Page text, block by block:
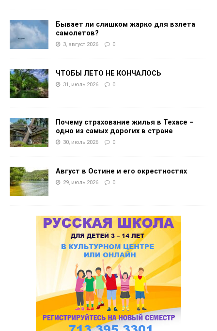
Бывает ли слишком жарко для взлета
самолетов?
3, август 2026 0
ЧТОБЫ ЛЕТО НЕ КОНЧАЛОСЬ
31, июль 2026 0
Почему страхование жилья в Техасе –
одно из самых дорогих в стране
30, июль 2026 0
Август в Остине и его окрестностях
29, июль 2026 0